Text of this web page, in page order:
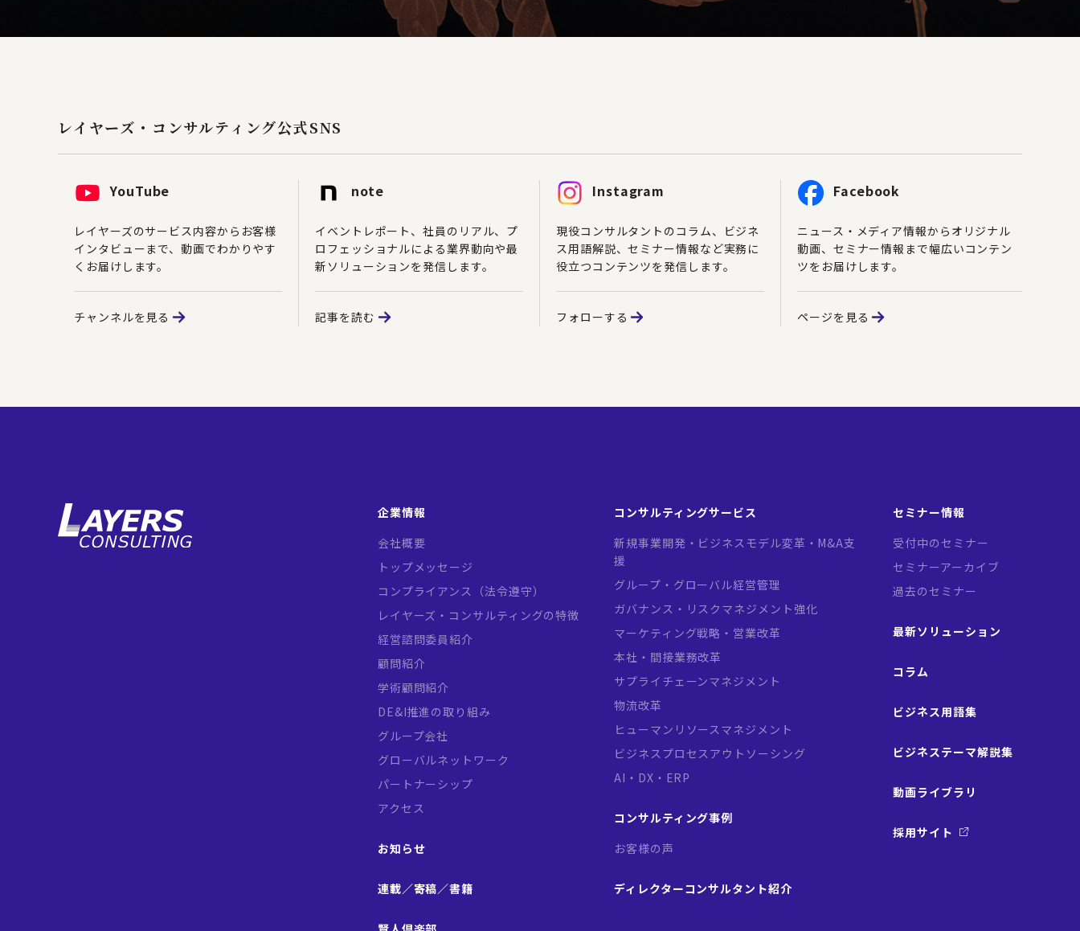
レイヤーズ・コンサルティング公式SNS
YouTube
レイヤーズのサービス内容からお客様
インタビューまで、動画でわかりやす
くお届けします。
チャンネルを見る
note
イベントレポート、社員のリアル、プ
ロフェッショナルによる業界動向や最
新ソリューションを発信します。
記事を読む
Instagram
現役コンサルタントのコラム、ビジネ
ス用語解説、セミナー情報など実務に
役立つコンテンツを発信します。
フォローする
Facebook
ニュース・メディア情報からオリジナル
動画、セミナー情報まで幅広いコンテン
ツをお届けします。
ページを見る
企業情報
会社概要
トップメッセージ
コンプライアンス（法令遵守）
レイヤーズ・コンサルティングの特徴
経営諮問委員紹介
顧問紹介
学術顧問紹介
DE&I推進の取り組み
グループ会社
グローバルネットワーク
パートナーシップ
アクセス
お知らせ
連載／寄稿／書籍
コンサルティングサービス
新規事業開発・ビジネスモデル変革・M&A支
援
グループ・グローバル経営管理
ガバナンス・リスクマネジメント強化
マーケティング戦略・営業改革
本社・間接業務改革
サプライチェーンマネジメント
物流改革
ヒューマンリソースマネジメント
ビジネスプロセスアウトソーシング
AI・DX・ERP
コンサルティング事例
お客様の声
ディレクターコンサルタント紹介
セミナー情報
受付中のセミナー
セミナーアーカイブ
過去のセミナー
最新ソリューション
コラム
ビジネス用語集
ビジネステーマ解説集
動画ライブラリ
採用サイト